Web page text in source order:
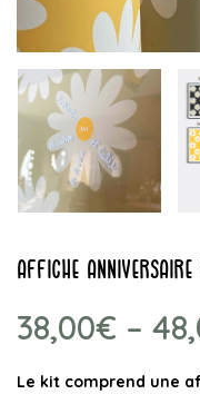
Affiche Anniversaire
38,00€ –
Le kit comprend une